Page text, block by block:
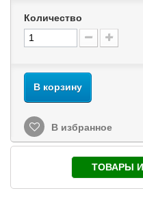
Количество
В корзину
В избранное
ТОВАРЫ